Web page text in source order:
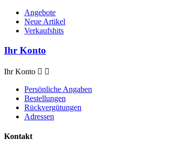
Angebote
Neue Artikel
Verkaufshits
Ihr Konto
Ihr Konto  
Persönliche Angaben
Bestellungen
Rückvergütungen
Adressen
Kontakt